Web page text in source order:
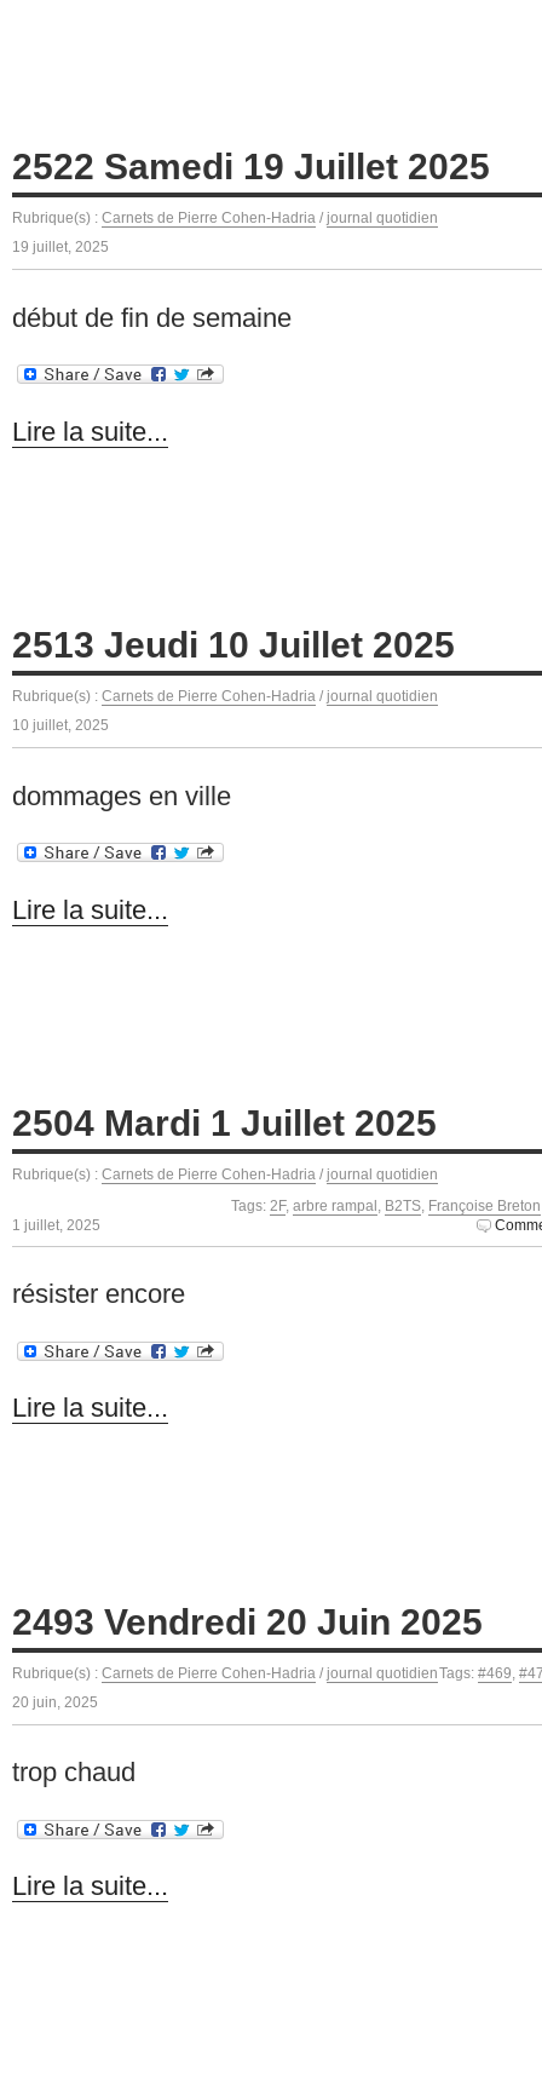
2522 Samedi 19 Juillet 2025
Rubrique(s) : Carnets de Pierre Cohen-Hadria / journal quotidien
19 juillet, 2025
début de fin de semaine
Lire la suite...
2513 Jeudi 10 Juillet 2025
Rubrique(s) : Carnets de Pierre Cohen-Hadria / journal quotidien
10 juillet, 2025
dommages en ville
Lire la suite...
2504 Mardi 1 Juillet 2025
Rubrique(s) : Carnets de Pierre Cohen-Hadria / journal quotidien
Tags: 2F, arbre rampal , B2TS, Françoise Breton
1 juillet, 2025
résister encore
Lire la suite...
2493 Vendredi 20 Juin 2025
Rubrique(s) : Carnets de Pierre Cohen-Hadria / journal quotidienTags: #469
20 juin, 2025
trop chaud
Lire la suite...